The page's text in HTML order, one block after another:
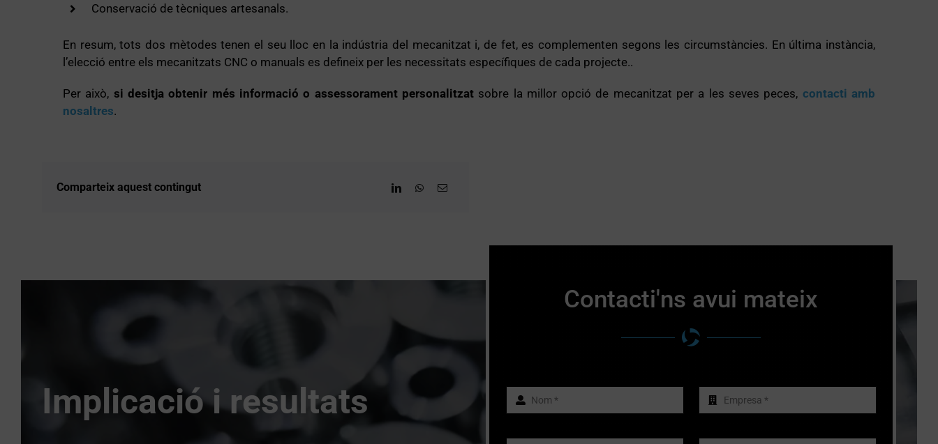
Conservació de tècniques artesanals.
En resum, tots dos mètodes tenen el seu lloc en la indústria del mecanitzat i, de fet, es complementen segons les circumstàncies. En última instància,
l’elecció entre els mecanitzats CNC o manuals es defineix per les necessitats específiques de cada projecte..
Per això, si desitja obtenir més informació o assessorament personalitzatsobre la millor opció de mecanitzat per a les seves peces, contacti amb
nosaltres.
Comparteix aquest contingut
Implicació i resultats
Contacti'ns avui mateix